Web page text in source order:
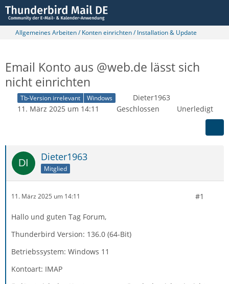
Allgemeines Arbeiten / Konten einrichten / Installation & Update
Email Konto aus @web.de lässt sich
nicht einrichten
Tb-Version irrelevant Windows
Dieter1963
11. März 2025 um 14:11
Geschlossen Unerledigt
Dieter1963
Mitglied
11. März 2025 um 14:11 #1
Hallo und guten Tag Forum,
Thunderbird Version: 136.0 (64-Bit)
Betriebssystem: Windows 11
Kontoart: IMAP